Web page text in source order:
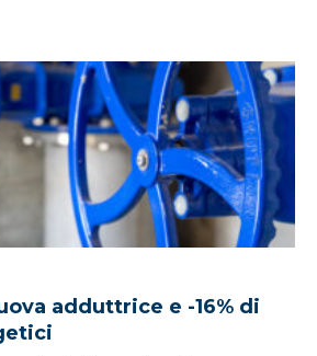
adduttrice e -16% di